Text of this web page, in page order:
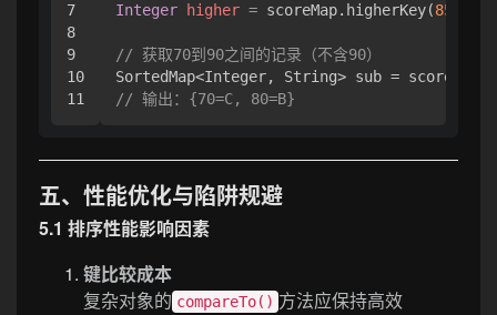
7
8
9
10
Integer
higher = scoreMap.higherKey(85
// 获取70到90之间的记录（不含90）
SortedMap<Integer, String> sub =
// 输出：{70=C, 80=B}
五、性能优化与陷阱规避
5.1 排序性能影响因素
键比较成本
复杂对象的 compareTo() 方法应保持高效